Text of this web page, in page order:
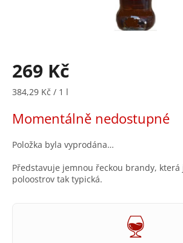
269 Kč
Měrná
384,29 Kč / 1 l
Momentálně nedostupné
Položka byla vyprodána…
Představuje jemnou řeckou brandy, která
poloostrov tak typická.